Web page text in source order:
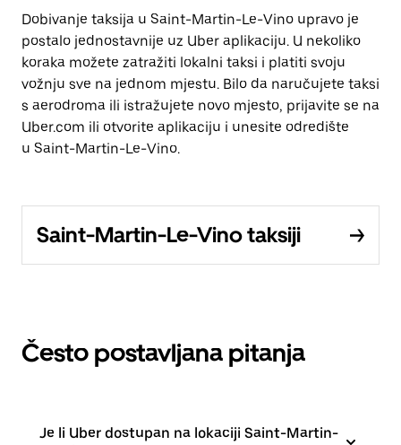
Dobivanje taksija u Saint-Martin-Le-Vino upravo je
postalo jednostavnije uz Uber aplikaciju. U nekoliko
koraka možete zatražiti lokalni taksi i platiti svoju
vožnju sve na jednom mjestu. Bilo da naručujete taksi
s aerodroma ili istražujete novo mjesto, prijavite se na
Uber.com ili otvorite aplikaciju i unesite odredište
u Saint-Martin-Le-Vino.
Saint-Martin-Le-Vino taksiji
Često postavljana pitanja
Je li Uber dostupan na lokaciji Saint-Martin-